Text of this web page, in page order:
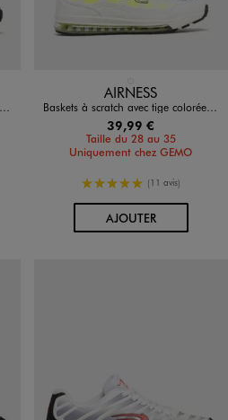
Disponible en 1 coloris
AIRNESS
Baskets à scratch avec tige colorée garçon - Airness
39,99 €
Taille du 28 au 35
Uniquement chez GEMO
5/5 de moyenne
(11 avis)
AJOUTERAU PANIER